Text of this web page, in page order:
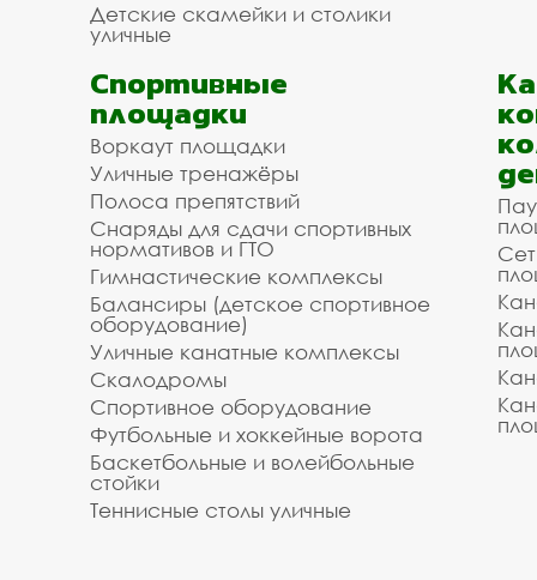
Детские скамейки и столики
уличные
Спортивные
площадки
Воркаут площадки
Уличные тренажёры
Полоса препятствий
Снаряды для сдачи спортивных
нормативов и ГТО
Гимнастические комплексы
Балансиры (детское спортивное
оборудование)
Уличные канатные комплексы
Скалодромы
Спортивное оборудование
Футбольные и хоккейные ворота
Баскетбольные и волейбольные
стойки
Теннисные столы уличные